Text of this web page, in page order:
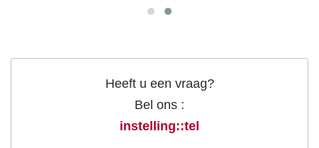
Heeft u een vraag?
Bel ons :
instelling::tel